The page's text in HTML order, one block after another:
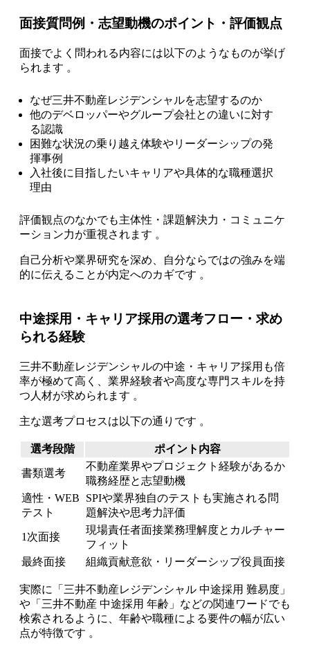
面接質問例・志望動機のポイント・評価観点
面接でよく問われる内容には以下のようなものが挙げ
られます 。
なぜ三井不動産レジデンシャルを志望するのか
他のデベロッパーやグループ会社との違いに対す
る認識
困難な状況の乗り越え体験やリーダーシップの発
揮事例
入社後に目指したいキャリアや具体的な職種選択
理由
評価観点のなかでも主体性・課題解決力・コミュニケ
ーション力が重視されます 。
自己分析や業界研究を深め、自分ならではの強みを端
的に伝えることが内定へのカギです 。
中途採用・キャリア採用の選考フロー・求め
られる経験
三井不動産レジデンシャルの中途・キャリア採用も倍
率が極めて高く、業界経験者や高度な専門スキルを持
つ人材が求められます 。
主な選考プロセスは以下の通りです 。
選考段階 ポイント内容
書類選考
不動産業界やプロジェクト経験があるか
職務経歴と志望動機
適性・WEB
テスト
SPIや業界独自のテストも実施される問
題解決や思考力評価
1次面接
現場責任者面接業務理解度とカルチャー
フィット
最終面接
組織貢献意欲・リーダーシップ役員面接
実際に「三井不動産レジデンシャル 中途採用 難易度」
や「三井不動産 中途採用 年齢」などの関連ワードでも
検索されるように、年齢や職種による要件の幅が広い
点が特徴です 。